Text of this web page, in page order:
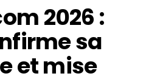
2026 :
sa
et mise